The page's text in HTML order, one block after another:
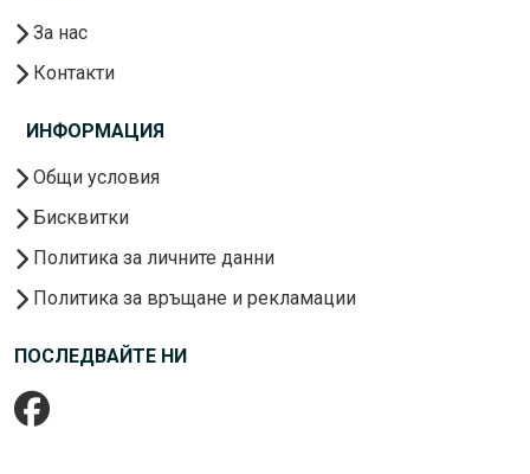
За нас
Контакти
ИНФОРМАЦИЯ
Общи условия
Бисквитки
Политика за личните данни
Политика за връщане и рекламации
ПОСЛЕДВАЙТЕ НИ